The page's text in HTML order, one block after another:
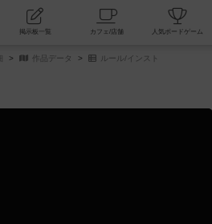
コミュニティ 掲示板一覧 カフェ/店舗
作品データ ルール/インスト